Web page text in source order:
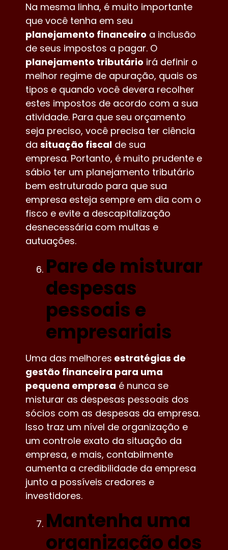
Na mesma linha, é muito importante
que você tenha em seu
planejamento financeiro a inclusão
de seus impostos a pagar. O
planejamento tributário irá definir o
melhor regime de apuração, quais os
tipos e quando você devera recolher
estes impostos de acordo com a sua
atividade. Para que seu orçamento
seja preciso, você precisa ter ciência
da situação fiscal de sua
empresa. Portanto, é muito prudente e
sábio ter um planejamento tributário
bem estruturado para que sua
empresa esteja sempre em dia com o
fisco e evite a descapitalização
desnecessária com multas e
autuações.
Pare de misturar
despesas
pessoais e
empresariais
Uma das melhores estratégias de
gestão financeira para uma
pequena empresa é nunca se
misturar as despesas pessoais dos
sócios com as despesas da empresa.
Isso traz um nível de organização e
um controle exato da situação da
empresa, e mais, contabilmente
aumenta a credibilidade da empresa
junto a possíveis credores e
investidores.
Mantenha uma
organização dos